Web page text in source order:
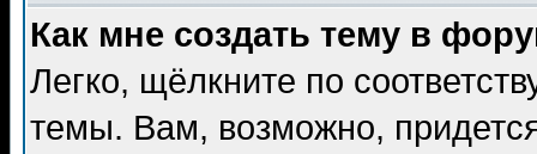
Как мне создать тему в
Легко, щёлкните по
темы. Вам, возможно,